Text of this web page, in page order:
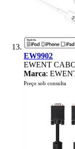
EW9902
EWENT
Marca:
Preço sob consulta